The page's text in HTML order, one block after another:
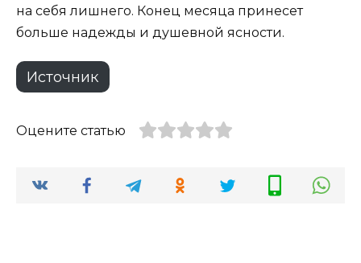
на себя лишнего. Конец месяца принесет
больше надежды и душевной ясности.
Источник
Оцените статью